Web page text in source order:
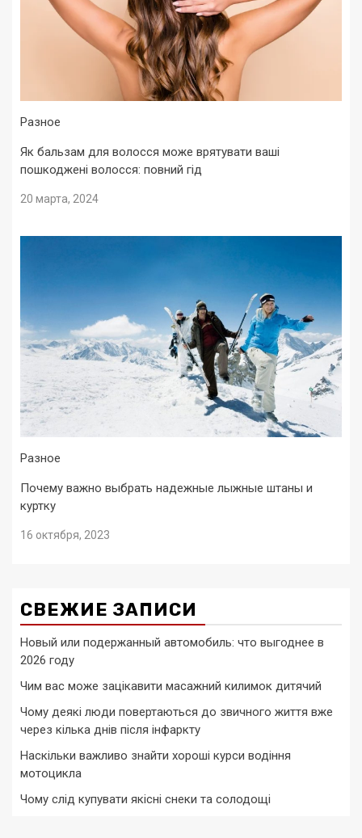
Разное
Як бальзам для волосся може врятувати ваші
пошкоджені волосся: повний гід
20 марта, 2024
Разное
Почему важно выбрать надежные лыжные штаны и
куртку
16 октября, 2023
СВЕЖИЕ ЗАПИСИ
Новый или подержанный автомобиль: что выгоднее в
2026 году
Чим вас може зацікавити масажний килимок дитячий
Чому деякі люди повертаються до звичного життя вже
через кілька днів після інфаркту
Наскільки важливо знайти хороші курси водіння
мотоцикла
Чому слід купувати якісні снеки та солодощі